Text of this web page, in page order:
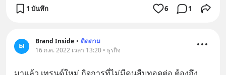
1 บันทึก 6 1
Brand Inside • ติดตาม
16 ก.ค. 2022 เวลา 13:20 • ธุรกิจ